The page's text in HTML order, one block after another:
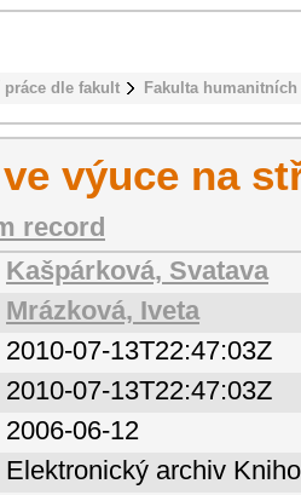
práce dle fakult Fakulta
výuce na
record
Kašpárková, Svatava
Mrázková, Iveta
2010-07-13T22:47:03Z
2010-07-13T22:47:03Z
2006-06-12
Elektronický archiv